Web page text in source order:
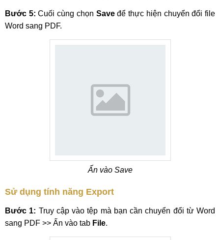
Bước 5: Cuối cùng chọn Saveđể thực hiện chuyển đổi file
Word sang PDF.
Ấn vào Save
Sử dụng tính năng Export
Bước 1: Truy cập vào tệp mà bạn cần chuyển đổi từ Word
sang PDF >> Ấn vào tab File.